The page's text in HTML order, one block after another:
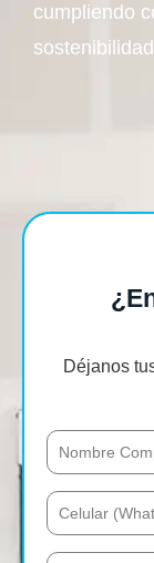
cumpliendo
Déjanos